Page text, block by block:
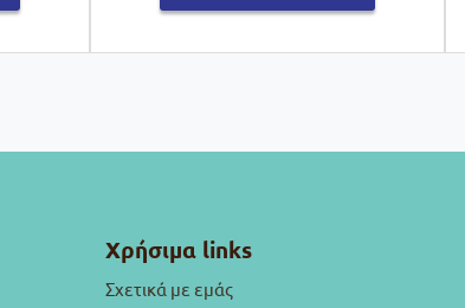
Χρήσιμα links
Σχετικά με εμάς